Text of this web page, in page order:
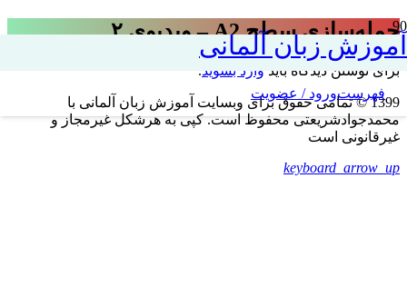
آموزش زبان آلمانی
فهرستورود / عضویت
جمله‌سازی سطح A2 – ویدیوی ۲
برای نوشتن دیدگاه باید وارد بشوید.
1399 © تمامی حقوق برای وبسایت آموزش زبان آلمانی با
محمدجوادشریعتی محفوظ است. کپی به هرشکل غیرمجاز و
غیرقانونی است
keyboard_arrow_up